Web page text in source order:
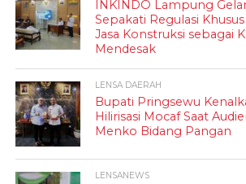
INKINDO Lampung
Sepakati Regulasi
Jasa Konstruksi sebagai
Mendesak
LENSA DAERAH
Bupati Pringsewu
Hilirisasi Mocaf Saat
Menko Bidang Pangan
LENSANEWS